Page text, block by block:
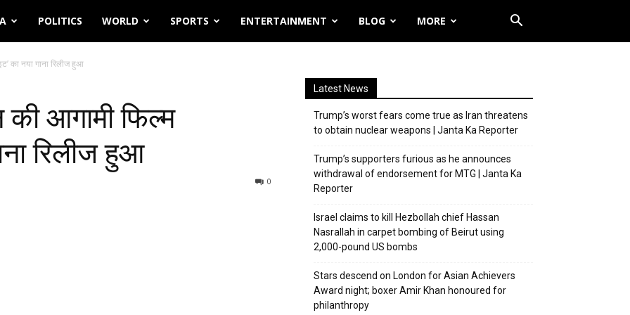
POLITICS WORLD SPORTS ENTERTAINMENT BLOG MORE
का नया गाना रिलीज हुआ
आगामी फिल्म
रिलीज हुआ
0
Latest News
Trump’s worst fears come true as Iran threatens
to obtain nuclear weapons | Janta Ka Reporter
Trump’s supporters furious as he announces
withdrawal of endorsement for MTG | Janta Ka
Reporter
Israel claims to kill Hezbollah chief Hassan
Nasrallah in carpet bombing of Beirut using
2,000-pound US bombs
Stars descend on London for Asian Achievers
Award night; boxer Amir Khan honoured for
philanthropy